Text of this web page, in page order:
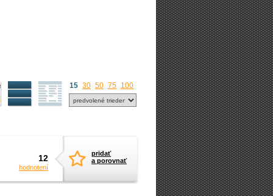
15 30 50 75 100
pridať
a porovnať
12
hodnotení